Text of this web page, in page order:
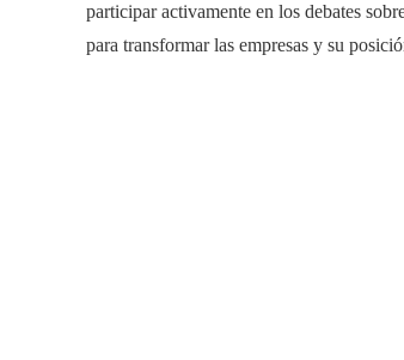
participar activamente en los debates
para transformar las empresas y su